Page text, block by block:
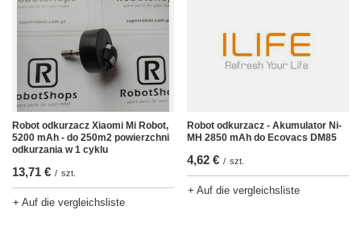
Robot odkurzacz Xiaomi Mi Robot,
5200 mAh - do 250m2 powierzchni
odkurzania w 1 cyklu
13,71 € / szt.
+ Auf die vergleichsliste
Robot odkurzacz - Akumulator Ni-
MH 2850 mAh do Ecovacs DM85
4,62 € / szt.
+ Auf die vergleichsliste